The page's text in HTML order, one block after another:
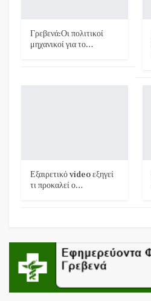
Γρεβενά:Οι πολιτικοί
μηχανικοί για το…
Εξαιρετικό video εξηγεί
τι προκαλεί ο…